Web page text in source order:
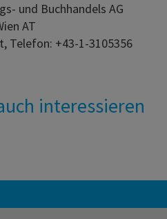
und Buchhandels AG
AT
Telefon: +43-1-3105356
interessieren